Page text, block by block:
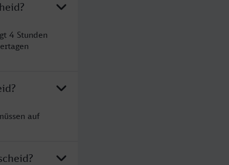
4 Stunden
auf